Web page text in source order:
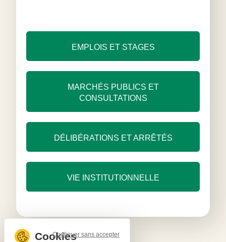
EMPLOIS ET STAGES
MARCHÉS PUBLICS ET
CONSULTATIONS
DÉLIBÉRATIONS ET ARRÊTÉS
VIE INSTITUTIONNELLE
Continuer sans accepter